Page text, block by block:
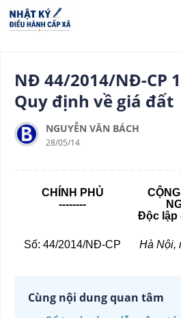
NĐ 44/2014/NĐ-CP
Quy định về giá đất
NGUYỄN VĂN BÁCH
28/05/14
CHÍNH PHỦ
--------
Độc lập
Số: 44/2014/NĐ-CP
Hà Nội,
Cùng nội dung quan tâm